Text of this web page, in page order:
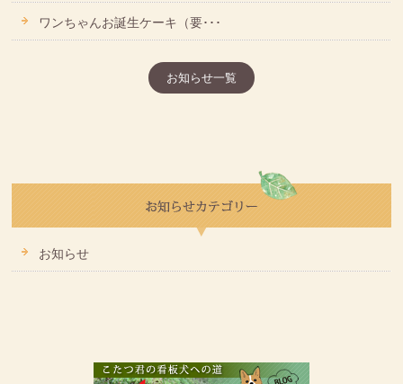
ワンちゃんお誕生ケーキ（要･･･
お知らせ一覧
お知らせ